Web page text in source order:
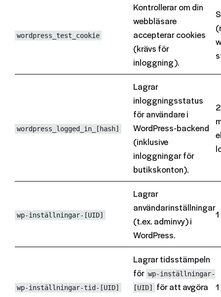
wordpress_test_cookie
Kontrollerar om din
webbläsare
accepterar cookies
(krävs för
inloggning).
wordpress_logged_in_[hash]
Lagrar
inloggningsstatus
för användare i
WordPress-backend
(inklusive
inloggningar för
butikskonton).
wp-inställningar-[UID]
Lagrar
användarinställningar
(t.ex. adminvy) i
WordPress.
wp-inställningar-tid-[UID]
Lagrar tidsstämpeln
för wp-inställningar-
[UID]
för att avgöra